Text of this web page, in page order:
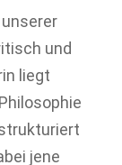
und
liegt
jene